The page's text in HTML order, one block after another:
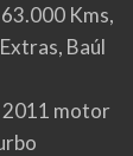
Kms,
Baúl
2011 motor